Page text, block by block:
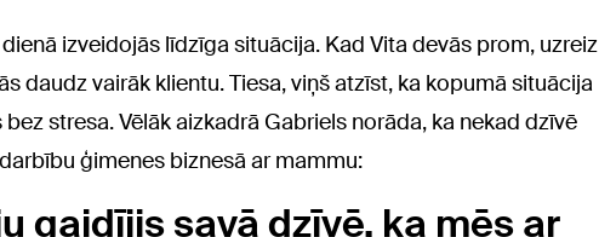
izveidojās līdzīga situācija. Kad Vita devās prom, uzreiz
daudz vairāk klientu. Tiesa, viņš atzīst, ka kopumā situācija
stresa. Vēlāk aizkadrā Gabriels norāda, ka nekad dzīvē
ģimenes biznesā ar mammu:
gaidījis savā dzīvē, ka mēs ar